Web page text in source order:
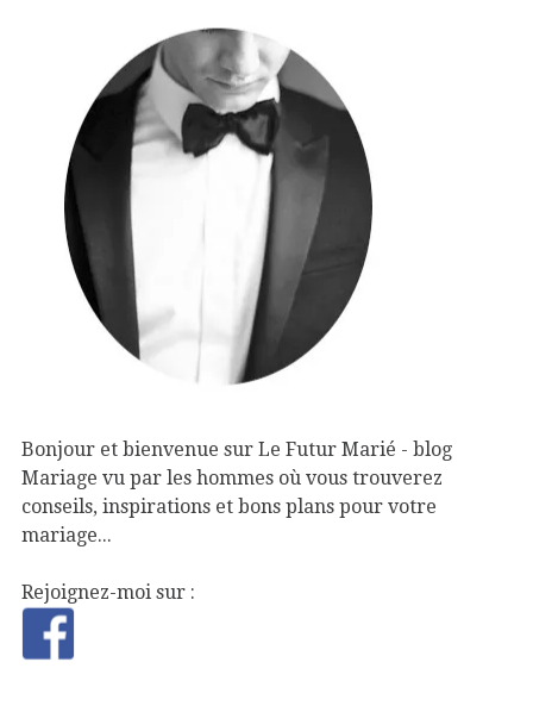
Bonjour et bienvenue sur Le Futur Marié - blog
Mariage vu par les hommes où vous trouverez
conseils, inspirations et bons plans pour votre
mariage...
Rejoignez-moi sur :